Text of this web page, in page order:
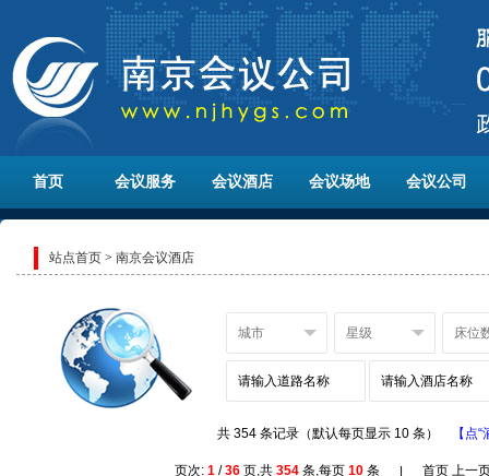
首页 会议服务 会议酒店 会议场地 会议公司
站点首页 > 南京会议酒店
共 354 条记录（默认每页显示 10 条） 【点
页次: 1/36页,共 354条,每页 10条 首页 上一